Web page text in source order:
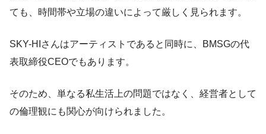
ても、時間帯や立場の違いによって厳しく見られます。
SKY-HIさんはアーティストであると同時に、BMSGの代
表取締役CEOでもあります。
そのため、単なる私生活上の問題ではなく、経営者として
の倫理観にも関心が向けられました。